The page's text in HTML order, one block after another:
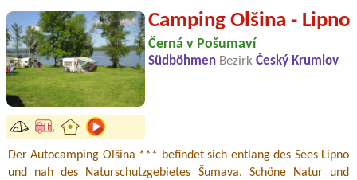
Camping Olšina - Lipno
Černá v Pošumaví
Südböhmen Bezirk Český Krumlov
Der Autocamping Olšina *** befindet sich entlang des Sees Lipno
und nah des Naturschutzgebietes Šumava. Schöne Natur und